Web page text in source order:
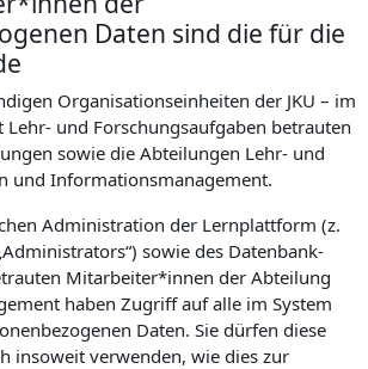
Daten sind die für die
Organisationseinheiten der JKU – im
Lehr- und Forschungsaufgaben betrauten
sowie die Abteilungen Lehr- und
und Informationsmanagement.
Administration der Lernplattform (z.
sowie des Datenbank-
Mitarbeiter*innen der Abteilung
haben Zugriff auf alle im System
Daten. Sie dürfen diese
insoweit verwenden, wie dies zur